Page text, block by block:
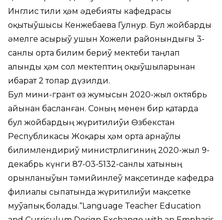
Инглис тили ҳәм әдебияты кафедрасы
оқытыўшысы Кенжебаева Гулнур. Бул жойбарды
әмелге асырыў ушын Хожели районындығы 3-
санлы орта билим бериў мектеби таңлап
алынды ҳәм сол мектептиң оқыўшыларынан
ибарат 2 топар дүзилди.
Бул мини-грант өз жумысын 2020-жыл октябрь
айынан басланған. Соның менен бир қатарда
бул жойбардың жүритилиўи Өзбекстан
Республикасы Жоқары ҳәм орта арнаўлы
билимлендириў министрлигиниң 2020-жыл 9-
декабрь күнги 87-03-5132-санлы хатының
орынланыўын тәмийинлеў мақсетинде кафедра
филиалы сыпатында жүритилиўи мақсетке
муўапық болады.“Language Teacher Education